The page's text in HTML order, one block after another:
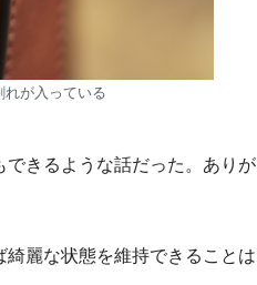
れが入っている
きるような話だった。ありが
麗な状態を維持できることは